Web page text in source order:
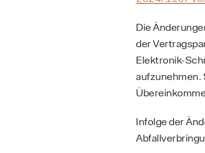
Die
der
Elektronik-
aufzunehmen.
Infolge der